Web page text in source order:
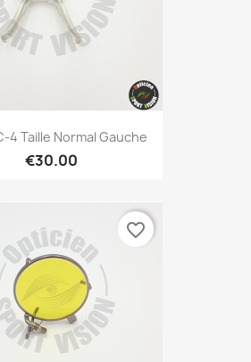
4 Taille Normal Gauche
€30.00
favorite_border